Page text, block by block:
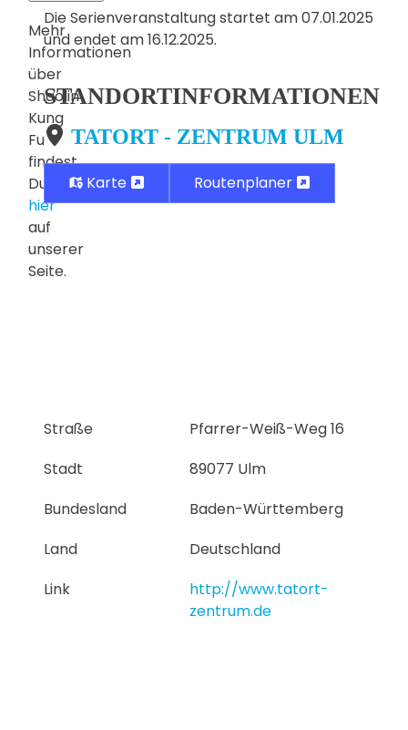
Mehr
Informationen
über
Shaolin
Kung
Fu
findest
Du
hier
auf
unserer
Seite.
Die Serienveranstaltung startet am 07.01.2025
und endet am 16.12.2025.
STANDORTINFORMATIONEN
TATORT - ZENTRUM ULM
Karte Routenplaner
Straße
Pfarrer-Weiß-Weg 16
Stadt
89077 Ulm
Bundesland
Baden-Württemberg
Land
Deutschland
Link
http://www.tatort-
zentrum.de